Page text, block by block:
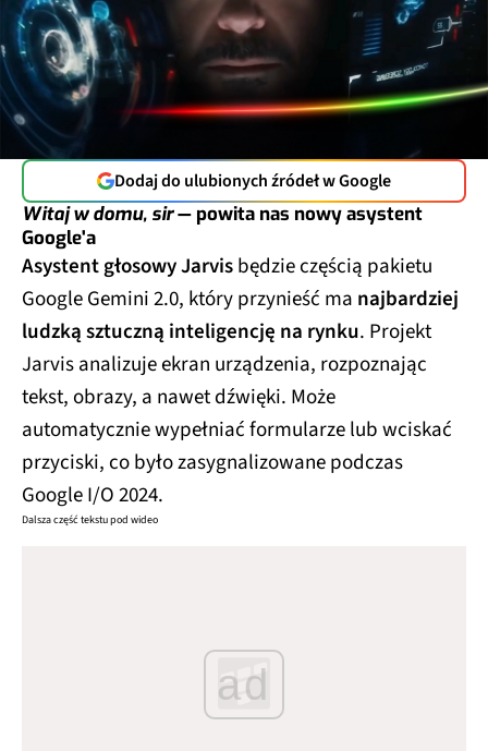
Dodaj do ulubionych źródeł w Google
Witaj w domu, sir— powita nas nowy asystent
Google'a
Asystent głosowy Jarvisbędzie częścią pakietu
Google Gemini 2.0, który przynieść ma najbardziej
ludzką sztuczną inteligencję na rynku. Projekt
Jarvis analizuje ekran urządzenia, rozpoznając
tekst, obrazy, a nawet dźwięki. Może
automatycznie wypełniać formularze lub wciskać
przyciski, co było zasygnalizowane podczas
Google I/O 2024.
Dalsza część tekstu pod wideo
ad